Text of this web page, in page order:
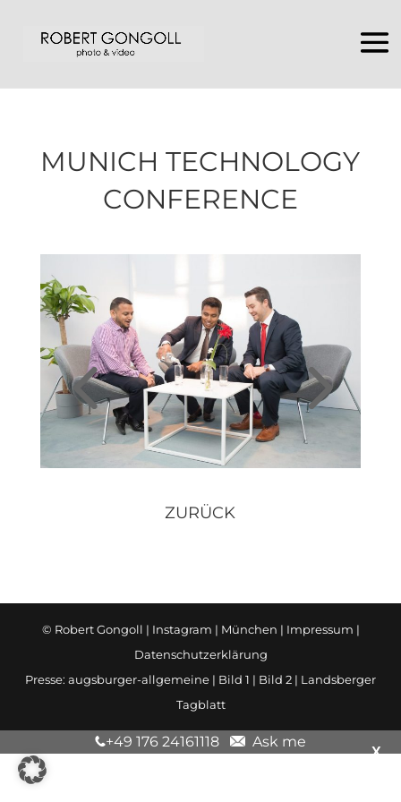
MUNICH TECHNOLOGY
CONFERENCE
ZURÜCK
© Robert Gongoll | Instagram | München | Impressum |
Datenschutzerklärung
Presse: augsburger-allgemeine | Bild 1 | Bild 2 | Landsberger
Tagblatt
X
+49 176 24161118 Ask me